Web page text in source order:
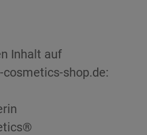
Inhalt auf
shop.de: